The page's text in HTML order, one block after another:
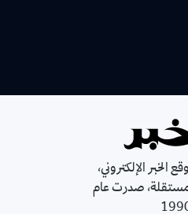
الخبر الإلكتروني،
مستقلة، صدرت عام